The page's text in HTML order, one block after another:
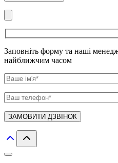
Заповніть форму та наші
найближчим часом